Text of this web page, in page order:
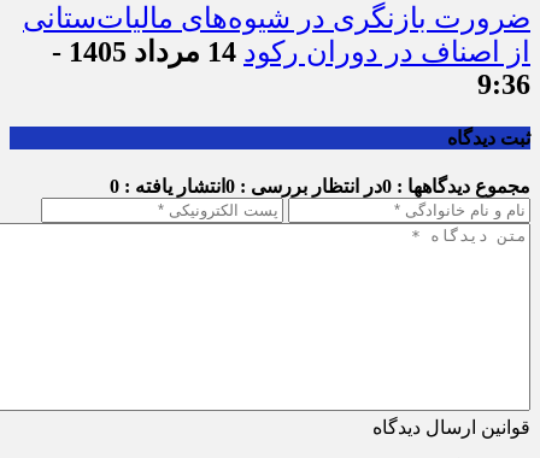
ضرورت بازنگری در شیوه‌های مالیات‌ستانی
از اصناف در دوران رکود
14 مرداد 1405 -
9:36
ثبت دیدگاه
مجموع دیدگاهها : 0 در انتظار بررسی : 0 انتشار یافته : 0
قوانین ارسال دیدگاه